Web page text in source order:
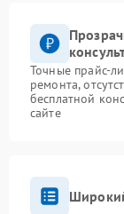
Точные прайс-
ремонта,
бесплатной
сайте